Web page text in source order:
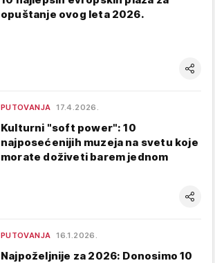
opuštanje ovog leta 2026.
PUTOVANJA 17.4.2026.
Kulturni "soft power": 10
najposećenijih muzeja na svetu koje
morate doživeti barem jednom
PUTOVANJA 16.1.2026.
Najpoželjnije za 2026: Donosimo 10